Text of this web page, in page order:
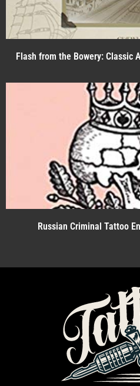
Flash from the Bowery: Classic
Russian Criminal Tattoo